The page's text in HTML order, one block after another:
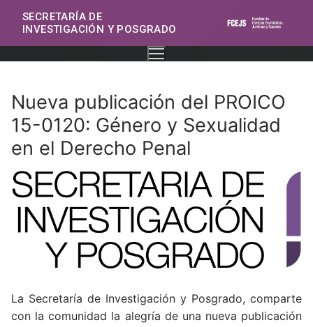
SECRETARÍA DE
INVESTIGACIÓN Y POSGRADO
Nueva publicación del PROICO
15-0120: Género y Sexualidad
en el Derecho Penal
La Secretaría de Investigación y Posgrado, comparte
con la comunidad la alegría de una nueva publicación